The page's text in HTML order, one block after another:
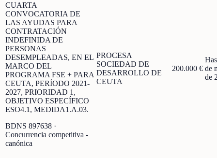
CUARTA
CONVOCATORIA DE
LAS AYUDAS PARA
CONTRATACIÓN
INDEFINIDA DE
PERSONAS
DESEMPLEADAS, EN EL
MARCO DEL
PROGRAMA FSE + PARA
CEUTA, PERÍODO 2021-
2027, PRIORIDAD 1,
OBJETIVO ESPECÍFICO
ESO4.1, MEDIDA1.A.03.
BDNS 897638 ·
Concurrencia competitiva -
canónica
PROCESA
SOCIEDAD DE
DESARROLLO DE
CEUTA
200.000 € de
de